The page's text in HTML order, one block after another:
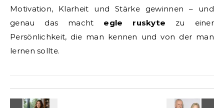
Motivation, Klarheit und Stärke gewinnen – und
genau das macht egle ruskyte zu einer
Persönlichkeit, die man kennen und von der man
lernen sollte.